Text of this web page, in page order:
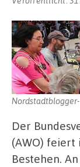
Der
(AWO) feiert
Bestehen.